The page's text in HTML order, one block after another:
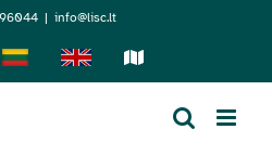
| info@lisc.lt
LietuviškaiEnglish
Sensorinis